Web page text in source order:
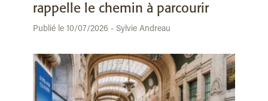
rappelle le chemin à parcourir
Publié le 10/07/2026 - Sylvie Andreau